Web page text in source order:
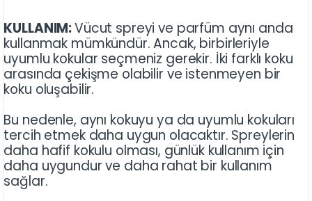
KULLANIM:Vücut spreyi ve parfüm aynı anda
kullanmak mümkündür. Ancak, birbirleriyle
uyumlu kokular seçmeniz gerekir. İki farklı koku
arasında çekişme olabilir ve istenmeyen bir
koku oluşabilir.
Bu nedenle, aynı kokuyu ya da uyumlu kokuları
tercih etmek daha uygun olacaktır. Spreylerin
daha hafif kokulu olması, günlük kullanım için
daha uygundur ve daha rahat bir kullanım
sağlar.